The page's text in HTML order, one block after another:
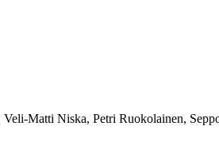
Matti Niska, Petri Ruokolainen,